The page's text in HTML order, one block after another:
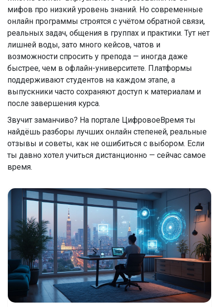
мифов про низкий уровень знаний. Но современные
онлайн программы строятся с учётом обратной связи,
реальных задач, общения в группах и практики. Тут нет
лишней воды, зато много кейсов, чатов и
возможности спросить у препода — иногда даже
быстрее, чем в офлайн-университете. Платформы
поддерживают студентов на каждом этапе, а
выпускники часто сохраняют доступ к материалам и
после завершения курса.
Звучит заманчиво? На портале ЦифровоеВремя ты
найдёшь разборы лучших онлайн степеней, реальные
отзывы и советы, как не ошибиться с выбором. Если
ты давно хотел учиться дистанционно — сейчас самое
время.